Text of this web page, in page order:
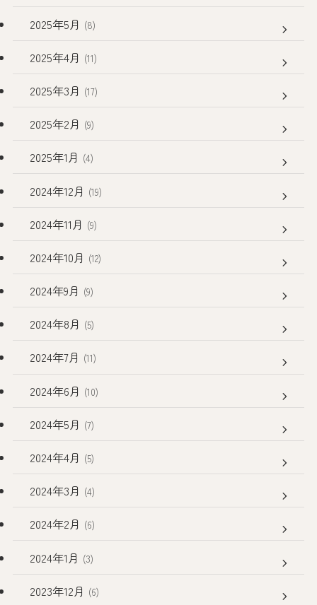
2025年5月 (8)
2025年4月 (11)
2025年3月 (17)
2025年2月 (9)
2025年1月 (4)
2024年12月 (19)
2024年11月 (9)
2024年10月 (12)
2024年9月 (9)
2024年8月 (5)
2024年7月 (11)
2024年6月 (10)
2024年5月 (7)
2024年4月 (5)
2024年3月 (4)
2024年2月 (6)
2024年1月 (3)
2023年12月 (6)